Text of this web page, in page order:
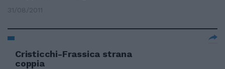
31/08/2011
Cristicchi-Frassica strana
coppia